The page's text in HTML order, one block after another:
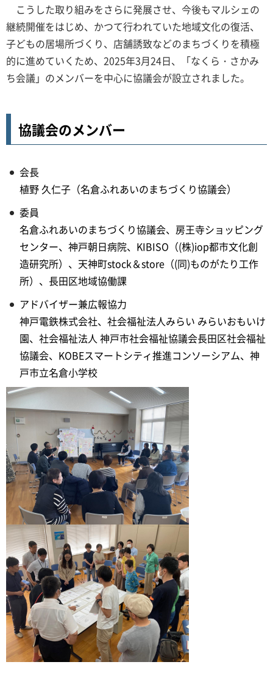
こうした取り組みをさらに発展させ、今後もマルシェの
継続開催をはじめ、かつて行われていた地域文化の復活、
子どもの居場所づくり、店舗誘致などのまちづくりを積極
的に進めていくため、2025年3月24日、「なくら・さかみ
ち会議」のメンバーを中心に協議会が設立されました。
協議会のメンバー
会長
植野 久仁子（名倉ふれあいのまちづくり協議会）
委員
名倉ふれあいのまちづくり協議会、房王寺ショッピング
センター、神戸朝日病院、KIBISO（(株)iop都市文化創
造研究所）、天神町stock＆store（(同)ものがたり工作
所）、長田区地域協働課
アドバイザー兼広報協力
神戸電鉄株式会社、社会福祉法人みらい みらいおもいけ
園、社会福祉法人 神戸市社会福祉協議会長田区社会福祉
協議会、KOBEスマートシティ推進コンソーシアム、神
戸市立名倉小学校